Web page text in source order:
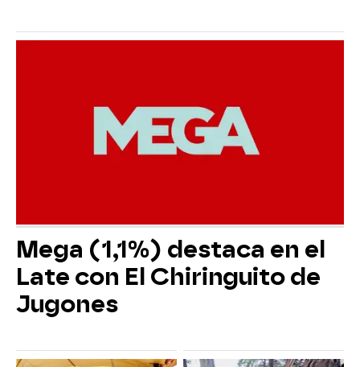
Mega (1,1%) destaca en el
Late con El Chiringuito de
Jugones